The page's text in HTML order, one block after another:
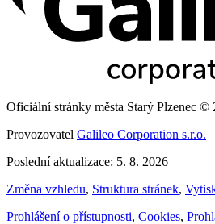
Oficiální stránky města Starý Plzenec ©
Provozovatel Galileo Corporation s.r.o.
Poslední aktualizace: 5. 8. 2026
Změna vzhledu, Struktura stránek,
Prohlášení o přístupnosti, Cookies,